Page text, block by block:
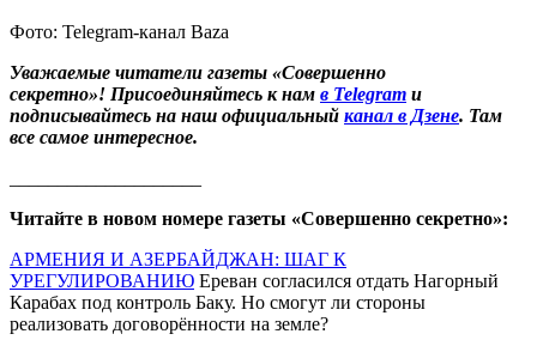
Фото: Telegram-канал Baza
Уважаемые читатели газеты «Совершенно
секретно»! Присоединяйтесь к нам в Telegram и
подписывайтесь на наш официальный канал в Дзене. Там
все самое интересное.
Читайте в новом номере газеты «Совершенно секретно»:
АРМЕНИЯ И АЗЕРБАЙДЖАН: ШАГ К
УРЕГУЛИРОВАНИЮ Ереван согласился отдать Нагорный
Карабах под контроль Баку. Но смогут ли стороны
реализовать договорённости на земле?